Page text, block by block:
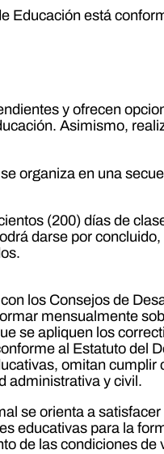
Educación está
y ofrecen
Asimismo,
organiza en una
(200) días de
darse por
los Consejos de
mensualmente
se apliquen los
al Estatuto del
omitan cumplir
administrativa y civil.
se orienta a
educativas para la
de las condiciones de